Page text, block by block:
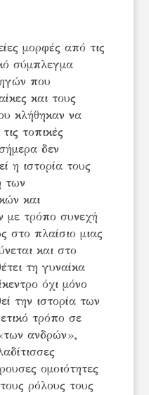
μορφές από τις
σύμπλεγμα
που
και τους
κλήθηκαν να
τοπικές
δεν
η ιστορία τους
των
και
με τρόπο συνεχή
στο πλαίσιο μιας
και στο
τη γυναίκα
όχι μόνο
την ιστορία των
τρόπο σε
ανδρών»,
ομοιότητες
ρόλους τους